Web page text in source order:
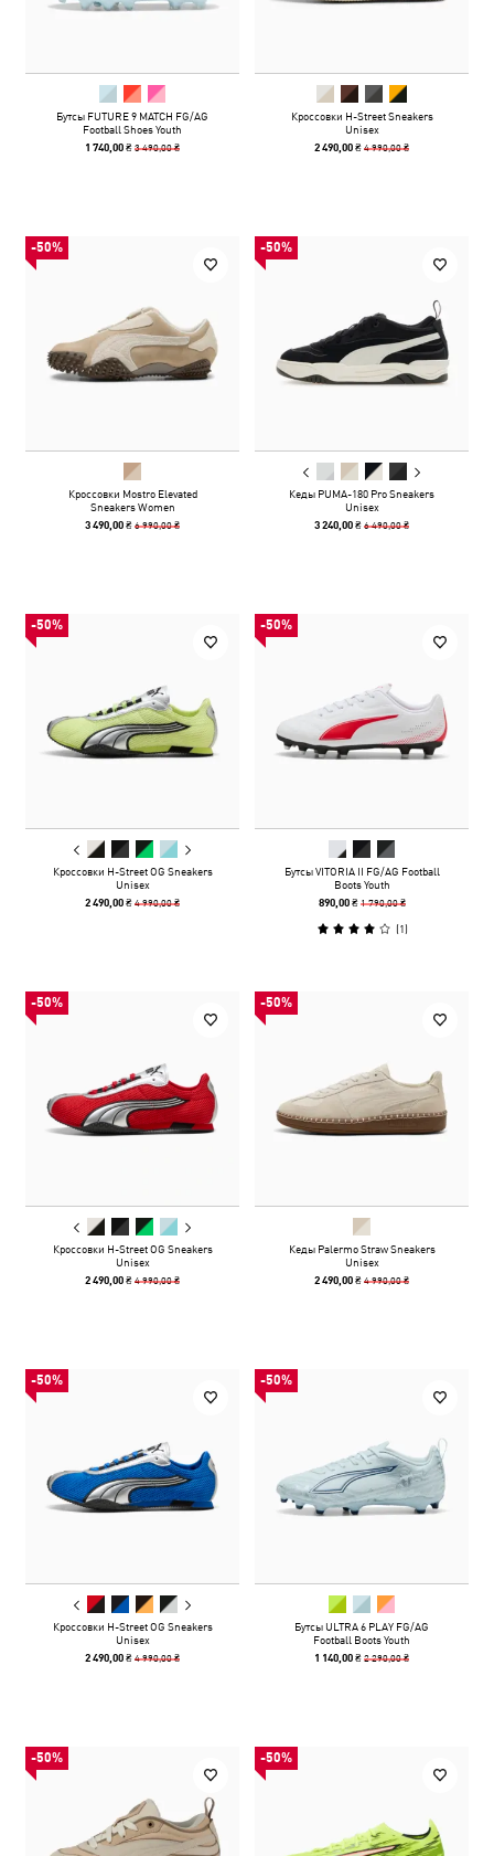
Бутсы FUTURE 9 MATCH FG/AG
Football Shoes Youth
1 740,00 ₴3 490,00 ₴
Кроссовки H-Street Sneakers
Unisex
2 490,00 ₴4 990,00 ₴
-50%
Кроссовки Mostro Elevated
Sneakers Women
3 490,00 ₴6 990,00 ₴
-50%
Кеды PUMA-180 Pro Sneakers
Unisex
3 240,00 ₴6 490,00 ₴
-50%
Кроссовки H-Street OG Sneakers
Unisex
2 490,00 ₴4 990,00 ₴
-50%
Бутсы VITORIA II FG/AG Football
Boots Youth
890,00 ₴ 1 790,00 ₴
(1)
-50%
Кроссовки H-Street OG Sneakers
Unisex
2 490,00 ₴4 990,00 ₴
-50%
Кеды Palermo Straw Sneakers
Unisex
2 490,00 ₴4 990,00 ₴
-50%
Кроссовки H-Street OG Sneakers
Unisex
2 490,00 ₴4 990,00 ₴
-50%
Бутсы ULTRA 6 PLAY FG/AG
Football Boots Youth
1 140,00 ₴2 290,00 ₴
-50% -50%